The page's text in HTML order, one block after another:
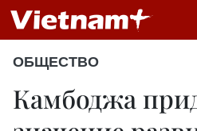
ОБЩЕСТВО
Камбоджа